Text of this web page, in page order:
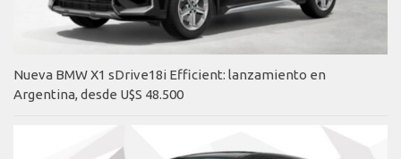
Nueva BMW X1 sDrive18i Efficient: lanzamiento en
Argentina, desde U$S 48.500